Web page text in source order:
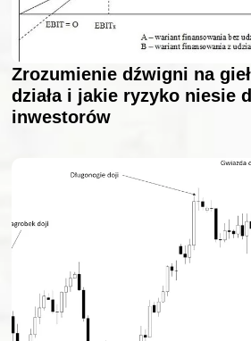
Zrozumienie dźwigni na
działa i jakie ryzyko niesie
inwestorów